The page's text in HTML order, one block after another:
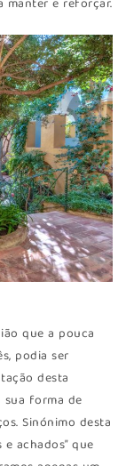
que a pouca
podia ser
desta
sua forma de
Sinónimo desta
achados” que